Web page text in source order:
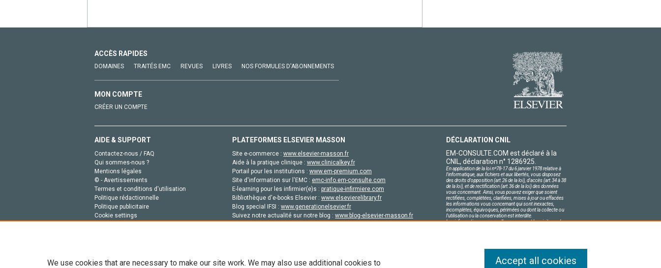
ACCÈS RAPIDES
DOMAINES TRAITÉS EMC REVUES LIVRES NOS FORMULES D'ABONNEMENTS
MON COMPTE
CRÉER UN COMPTE
AIDE & SUPPORT
Contactez-nous / FAQ
Qui sommes-nous ?
Mentions légales
© - Avertissements
Termes et conditions d'utilisation
Politique rédactionnelle
Politique publicitaire
Cookie settings
PLATEFORMES ELSEVIER MASSON
Site e-commerce : www.elsevier-masson.fr
Aide à la pratique clinique : www.clinicalkey.fr
Portail pour les institutions : www.em-premium.com
Site d'information sur l'EMC : emc-info.em-consulte.com
E-learning pour les infirmier(e)s : pratique-infirmiere.com
Bibliothèque d'e-books Elsevier : www.elsevierelibrary.fr
Blog special IFSI : www.generationelsevier.fr
Suivez notre actualité sur notre blog : www.blog-elsevier-masson.fr
DÉCLARATION CNIL
EM-CONSULTE.COM est déclaré à la
CNIL, déclaration n° 1286925.
En application de la loi nº78-17 du 6 janvier 1978 relative à
l'informatique, aux fichiers et aux libertés, vous disposez
des droits d'opposition (art.26 de la loi), d'accès (art.34 à 38
de la loi), et de rectification (art.36 de la loi) des données
vous concernant. Ainsi, vous pouvez exiger que soient
rectifiées, complétées, clarifiées, mises à jour ou effacées
les informations vous concernant qui sont inexactes,
incomplètes, équivoques, périmées ou dont la collecte ou
l'utilisation ou la conservation est interdite.
Les informations personnelles concernant les visiteurs de
We use cookies that are necessary to make our site work. We may also use additional cookies to Accept all cookies